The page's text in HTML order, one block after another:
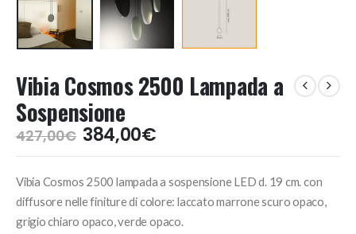
Vibia Cosmos 2500 Lampada a
Sospensione
427,00€ Il
prezzo
era:
427,00€.
384,00€Il
prezzo
è:
384,00€.
Vibia Cosmos 2500 lampada a sospensione LED d. 19 cm. con
diffusore nelle finiture di colore: laccato marrone scuro opaco,
grigio chiaro opaco, verde opaco.